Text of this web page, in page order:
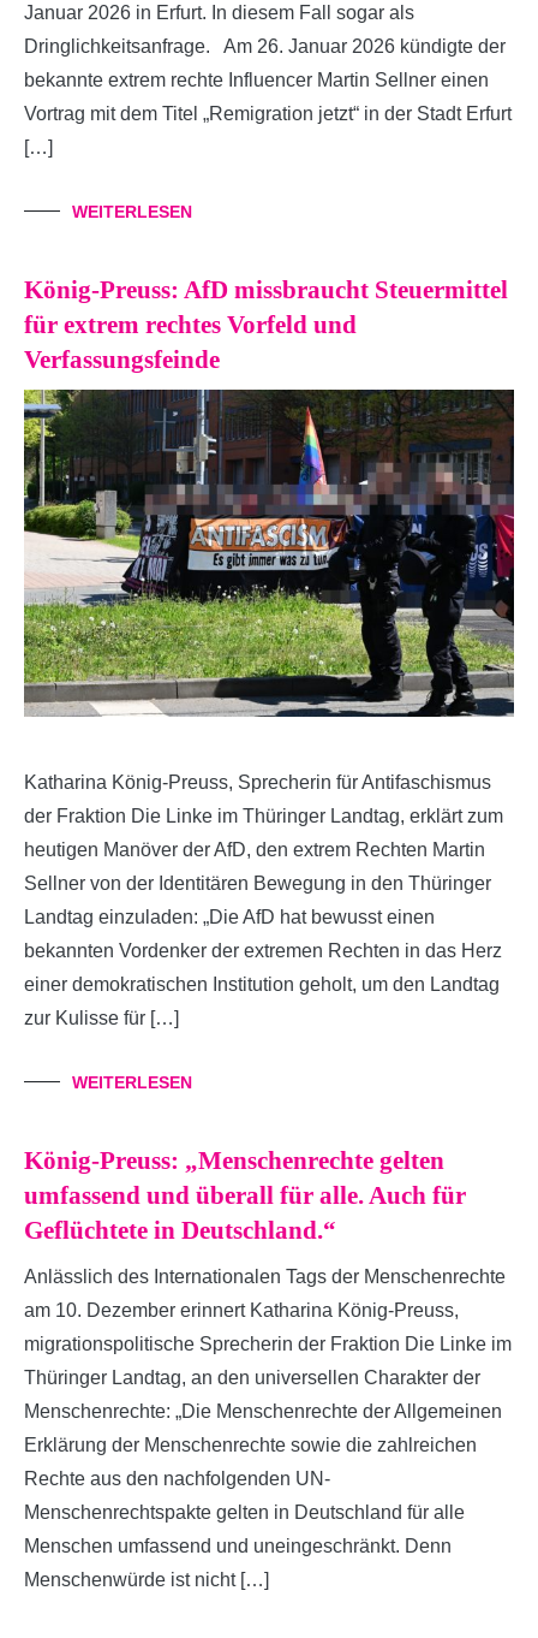
Januar 2026 in Erfurt. In diesem Fall sogar als
Dringlichkeitsanfrage. Am 26. Januar 2026 kündigte der
bekannte extrem rechte Influencer Martin Sellner einen
Vortrag mit dem Titel „Remigration jetzt“ in der Stadt Erfurt
[…]
WEITERLESEN
König-Preuss: AfD missbraucht Steuermittel
für extrem rechtes Vorfeld und
Verfassungsfeinde
Katharina König-Preuss, Sprecherin für Antifaschismus
der Fraktion Die Linke im Thüringer Landtag, erklärt zum
heutigen Manöver der AfD, den extrem Rechten Martin
Sellner von der Identitären Bewegung in den Thüringer
Landtag einzuladen: „Die AfD hat bewusst einen
bekannten Vordenker der extremen Rechten in das Herz
einer demokratischen Institution geholt, um den Landtag
zur Kulisse für […]
WEITERLESEN
König-Preuss: „Menschenrechte gelten
umfassend und überall für alle. Auch für
Geflüchtete in Deutschland.“
Anlässlich des Internationalen Tags der Menschenrechte
am 10. Dezember erinnert Katharina König-Preuss,
migrationspolitische Sprecherin der Fraktion Die Linke im
Thüringer Landtag, an den universellen Charakter der
Menschenrechte: „Die Menschenrechte der Allgemeinen
Erklärung der Menschenrechte sowie die zahlreichen
Rechte aus den nachfolgenden UN-
Menschenrechtspakte gelten in Deutschland für alle
Menschen umfassend und uneingeschränkt. Denn
Menschenwürde ist nicht […]